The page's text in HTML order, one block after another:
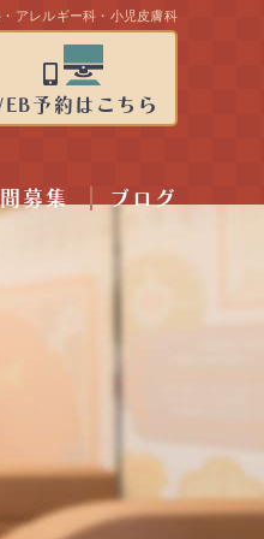
アレルギー科・小児皮膚科
予約はこちら
募集 ブログ